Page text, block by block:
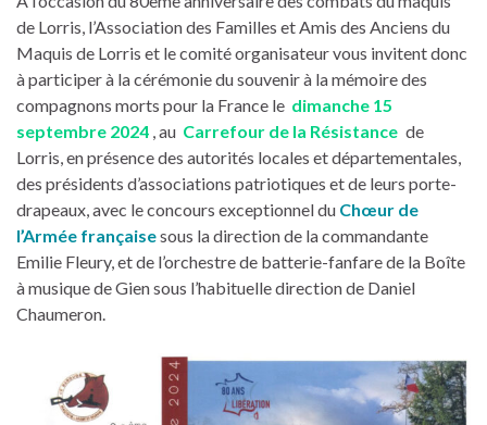
de Lorris, l’Association des Familles et Amis des Anciens du
Maquis de Lorris et le comité organisateur vous invitent donc
à participer à la cérémonie du souvenir à la mémoire des
compagnons morts pour la France le dimanche 15
septembre 2024 , au Carrefour de la Résistance de
Lorris, en présence des autorités locales et départementales,
des présidents d’associations patriotiques et de leurs porte-
drapeaux, avec le concours exceptionnel du Chœur de
l’Armée françaisesous la direction de la commandante
Emilie Fleury, et de l’orchestre de batterie-fanfare de la Boîte
à musique de Gien sous l’habituelle direction de Daniel
Chaumeron.